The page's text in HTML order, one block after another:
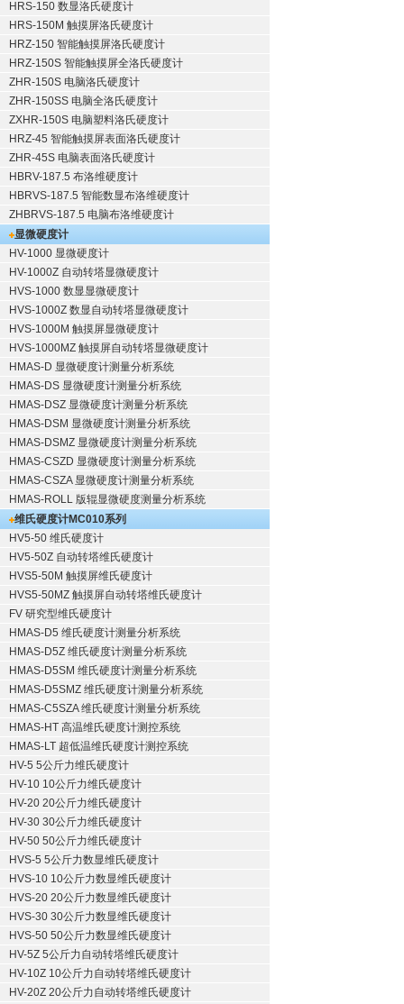
HRS-150 数显洛氏硬度计
HRS-150M 触摸屏洛氏硬度计
HRZ-150 智能触摸屏洛氏硬度计
HRZ-150S 智能触摸屏全洛氏硬度计
ZHR-150S 电脑洛氏硬度计
ZHR-150SS 电脑全洛氏硬度计
ZXHR-150S 电脑塑料洛氏硬度计
HRZ-45 智能触摸屏表面洛氏硬度计
ZHR-45S 电脑表面洛氏硬度计
HBRV-187.5 布洛维硬度计
HBRVS-187.5 智能数显布洛维硬度计
ZHBRVS-187.5 电脑布洛维硬度计
显微硬度计
HV-1000 显微硬度计
HV-1000Z 自动转塔显微硬度计
HVS-1000 数显显微硬度计
HVS-1000Z 数显自动转塔显微硬度计
HVS-1000M 触摸屏显微硬度计
HVS-1000MZ 触摸屏自动转塔显微硬度计
HMAS-D 显微硬度计测量分析系统
HMAS-DS 显微硬度计测量分析系统
HMAS-DSZ 显微硬度计测量分析系统
HMAS-DSM 显微硬度计测量分析系统
HMAS-DSMZ 显微硬度计测量分析系统
HMAS-CSZD 显微硬度计测量分析系统
HMAS-CSZA 显微硬度计测量分析系统
HMAS-ROLL 版辊显微硬度测量分析系统
维氏硬度计MC010系列
HV5-50 维氏硬度计
HV5-50Z 自动转塔维氏硬度计
HVS5-50M 触摸屏维氏硬度计
HVS5-50MZ 触摸屏自动转塔维氏硬度计
FV 研究型维氏硬度计
HMAS-D5 维氏硬度计测量分析系统
HMAS-D5Z 维氏硬度计测量分析系统
HMAS-D5SM 维氏硬度计测量分析系统
HMAS-D5SMZ 维氏硬度计测量分析系统
HMAS-C5SZA 维氏硬度计测量分析系统
HMAS-HT 高温维氏硬度计测控系统
HMAS-LT 超低温维氏硬度计测控系统
HV-5 5公斤力维氏硬度计
HV-10 10公斤力维氏硬度计
HV-20 20公斤力维氏硬度计
HV-30 30公斤力维氏硬度计
HV-50 50公斤力维氏硬度计
HVS-5 5公斤力数显维氏硬度计
HVS-10 10公斤力数显维氏硬度计
HVS-20 20公斤力数显维氏硬度计
HVS-30 30公斤力数显维氏硬度计
HVS-50 50公斤力数显维氏硬度计
HV-5Z 5公斤力自动转塔维氏硬度计
HV-10Z 10公斤力自动转塔维氏硬度计
HV-20Z 20公斤力自动转塔维氏硬度计